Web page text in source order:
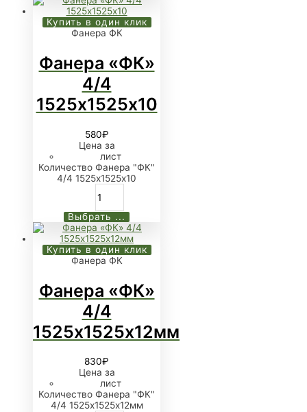
Купить в один клик
Фанера ФК
Фанера «ФК»
4/4
1525х1525х10
580₽
Цена за
лист
Количество Фанера "ФК"
4/4 1525х1525х10
Выбрать ...
Купить в один клик
Фанера ФК
Фанера «ФК»
4/4
1525х1525х12мм
830₽
Цена за
лист
Количество Фанера "ФК"
4/4 1525х1525х12мм